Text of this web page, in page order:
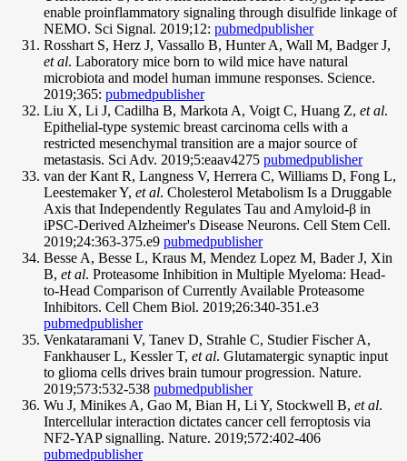
enable proinflammatory signaling through disulfide linkage of
NEMO. Sci Signal. 2019;12: pubmedpublisher
Rosshart S, Herz J, Vassallo B, Hunter A, Wall M, Badger J,
et al. Laboratory mice born to wild mice have natural
microbiota and model human immune responses. Science.
2019;365: pubmedpublisher
Liu X, Li J, Cadilha B, Markota A, Voigt C, Huang Z, et al.
Epithelial-type systemic breast carcinoma cells with a
restricted mesenchymal transition are a major source of
metastasis. Sci Adv. 2019;5:eaav4275 pubmedpublisher
van der Kant R, Langness V, Herrera C, Williams D, Fong L,
Leestemaker Y, et al. Cholesterol Metabolism Is a Druggable
Axis that Independently Regulates Tau and Amyloid-β in
iPSC-Derived Alzheimer's Disease Neurons. Cell Stem Cell.
2019;24:363-375.e9 pubmedpublisher
Besse A, Besse L, Kraus M, Mendez Lopez M, Bader J, Xin
B, et al. Proteasome Inhibition in Multiple Myeloma: Head-
to-Head Comparison of Currently Available Proteasome
Inhibitors. Cell Chem Biol. 2019;26:340-351.e3
pubmedpublisher
Venkataramani V, Tanev D, Strahle C, Studier Fischer A,
Fankhauser L, Kessler T, et al. Glutamatergic synaptic input
to glioma cells drives brain tumour progression. Nature.
2019;573:532-538 pubmedpublisher
Wu J, Minikes A, Gao M, Bian H, Li Y, Stockwell B, et al.
Intercellular interaction dictates cancer cell ferroptosis via
NF2-YAP signalling. Nature. 2019;572:402-406
pubmedpublisher